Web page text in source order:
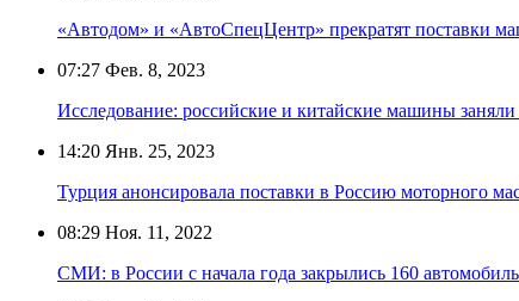
«Автодом» и «АвтоСпецЦентр» прекратят поставки
07:27 Фев. 8, 2023
Исследование: российские и китайские машины
14:20 Янв. 25, 2023
Турция анонсировала поставки в Россию моторного
08:29 Ноя. 11, 2022
СМИ: в России с начала года закрылись 160